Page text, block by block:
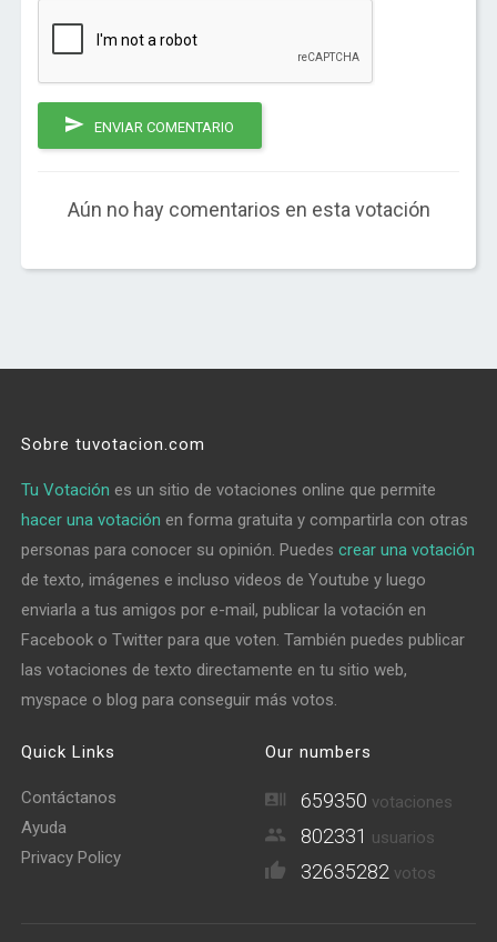
ENVIAR COMENTARIO
Aún no hay comentarios en esta votación
Sobre tuvotacion.com
Tu Votación es un sitio de votaciones online que permite
hacer una votación en forma gratuita y compartirla con otras
personas para conocer su opinión. Puedescrear una votación
de texto, imágenes e incluso videos de Youtube y luego
enviarla a tus amigos por e-mail, publicar la votación en
Facebook o Twitter para que voten. También puedes publicar
las votaciones de texto directamente en tu sitio web,
myspace o blog para conseguir más votos.
Quick Links
Contáctanos
Ayuda
Privacy Policy
Our numbers
659350 votaciones
802331 usuarios
32635282 votos